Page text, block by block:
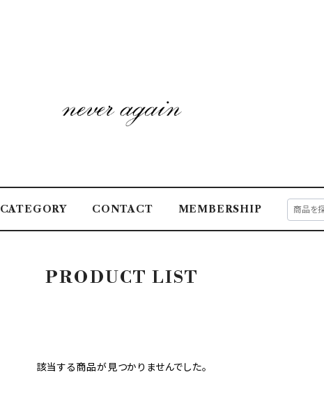
CATEGORY CONTACT MEMBERSHIP
PRODUCT LIST
該当する商品が見つかりませんでした。